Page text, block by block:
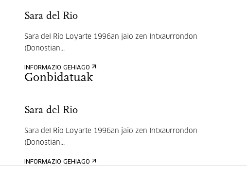
Sara del Rio
Sara del Río Loyarte 1996an jaio zen Intxaurrondon
(Donostian...
INFORMAZIO GEHIAGO
Gonbidatuak
Sara del Rio
Sara del Río Loyarte 1996an jaio zen Intxaurrondon
(Donostian...
INFORMAZIO GEHIAGO